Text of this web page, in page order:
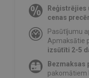
Reģistrējies
cenas
Pasūtījumu
Apmaksātie
izsūtīti 2-5
Bezmaksas
pakomātiem